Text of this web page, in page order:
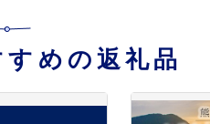
めの返礼品